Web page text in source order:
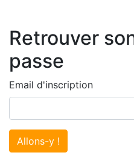
Retrouver
passe
Email d'inscription
Allons-y !